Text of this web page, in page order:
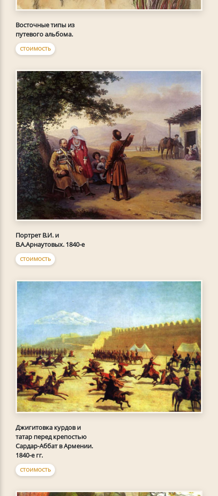
Восточные типы из
путевого альбома.
СТОИМОСТЬ
Портрет В.И. и
В.А.Арнаутовых. 1840-е
СТОИМОСТЬ
Джигитовка курдов и
татар перед крепостью
Сардар-Аббат в Армении.
1840-е гг.
СТОИМОСТЬ